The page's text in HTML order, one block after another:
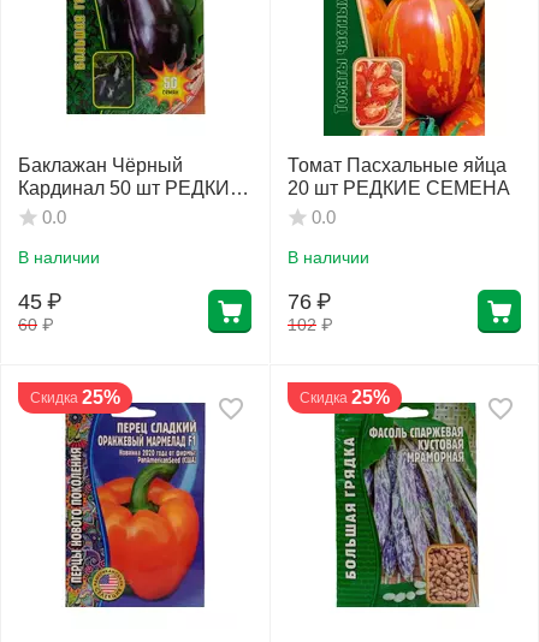
Баклажан Чёрный
Кардинал 50 шт РЕДКИЕ
СЕМЕНА
0.0
В наличии
60 ₽
45 ₽
Томат Пасхальные яйца
20 шт РЕДКИЕ СЕМЕНА
0.0
В наличии
102 ₽
76 ₽
Скидка 25% Скидка 25%